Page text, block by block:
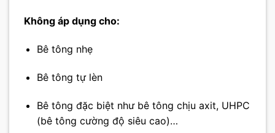
Không áp dụng cho:
Bê tông nhẹ
Bê tông tự lèn
Bê tông đặc biệt như bê tông chịu axit, UHPC
(bê tông cường độ siêu cao)…